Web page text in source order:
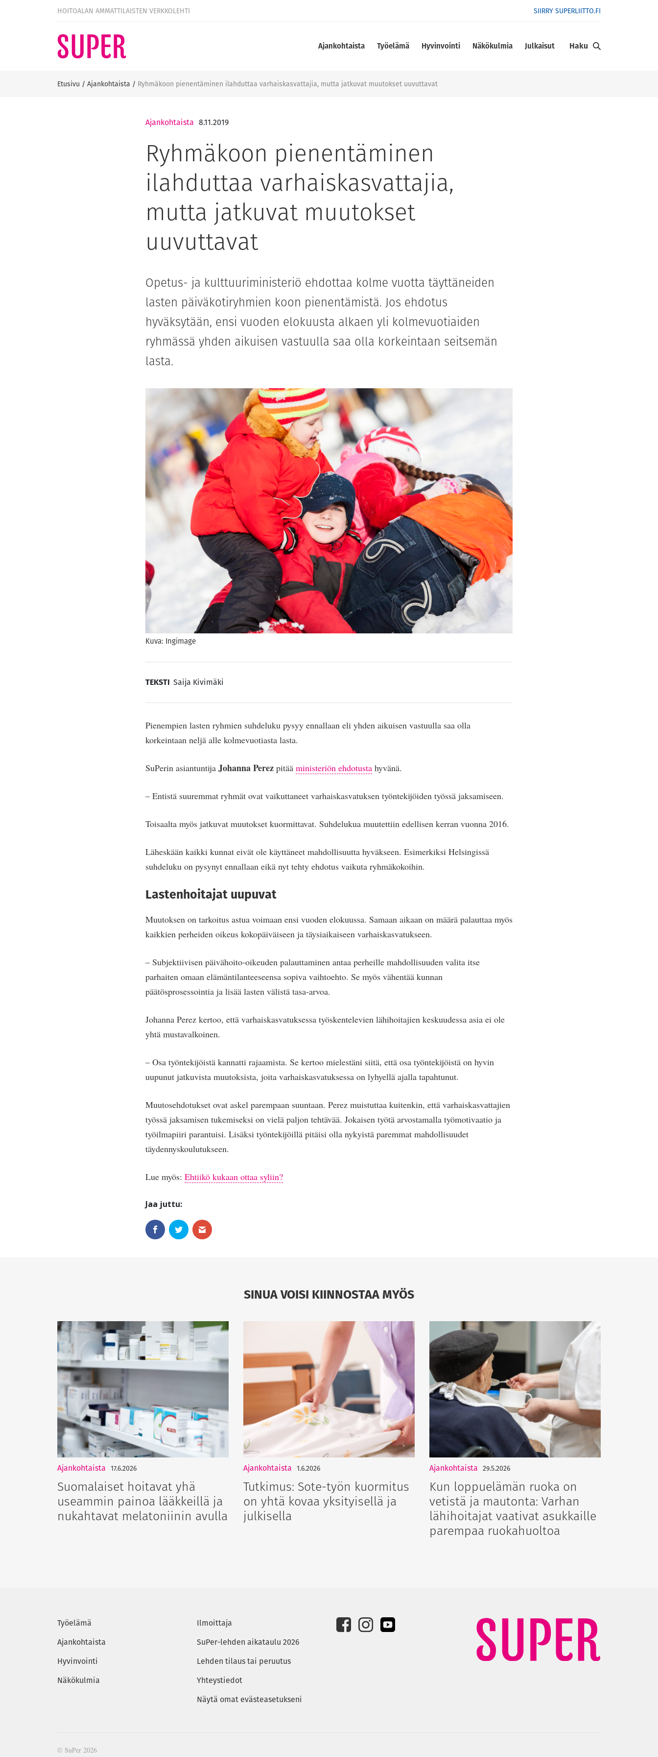
HOITOALAN AMMATTILAISTEN VERKKOLEHTI SIIRRY SUPERLIITTO.FI
Ajankohtaista Työelämä Hyvinvointi Näkökulmia Julkaisut Haku
Etusivu / Ajankohtaista / Ryhmäkoon pienentäminen ilahduttaa varhaiskasvattajia, mutta jatkuvat muutokset uuvuttavat
Ajankohtaista 8.11.2019
Ryhmäkoon pienentäminen
ilahduttaa varhaiskasvattajia,
mutta jatkuvat muutokset
uuvuttavat
Opetus- ja kulttuuriministeriö ehdottaa kolme vuotta täyttäneiden
lasten päiväkotiryhmien koon pienentämistä. Jos ehdotus
hyväksytään, ensi vuoden elokuusta alkaen yli kolmevuotiaiden
ryhmässä yhden aikuisen vastuulla saa olla korkeintaan seitsemän
lasta.
Kuva: Ingimage
TEKSTI Saija Kivimäki
Pienempien lasten ryhmien suhdeluku pysyy ennallaan eli yhden aikuisen vastuulla saa olla
korkeintaan neljä alle kolmevuotiasta lasta.
SuPerin asiantuntija Johanna Perez pitää ministeriön ehdotusta hyvänä.
– Entistä suuremmat ryhmät ovat vaikuttaneet varhaiskasvatuksen työntekijöiden työssä jaksamiseen.
Toisaalta myös jatkuvat muutokset kuormittavat. Suhdelukua muutettiin edellisen kerran vuonna 2016.
Läheskään kaikki kunnat eivät ole käyttäneet mahdollisuutta hyväkseen. Esimerkiksi Helsingissä
suhdeluku on pysynyt ennallaan eikä nyt tehty ehdotus vaikuta ryhmäkokoihin.
Lastenhoitajat uupuvat
Muutoksen on tarkoitus astua voimaan ensi vuoden elokuussa. Samaan aikaan on määrä palauttaa myös
kaikkien perheiden oikeus kokopäiväiseen ja täysiaikaiseen varhaiskasvatukseen.
– Subjektiivisen päivähoito-oikeuden palauttaminen antaa perheille mahdollisuuden valita itse
parhaiten omaan elämäntilanteeseensa sopiva vaihtoehto. Se myös vähentää kunnan
päätösprosessointia ja lisää lasten välistä tasa-arvoa.
Johanna Perez kertoo, että varhaiskasvatuksessa työskentelevien lähihoitajien keskuudessa asia ei ole
yhtä mustavalkoinen.
– Osa työntekijöistä kannatti rajaamista. Se kertoo mielestäni siitä, että osa työntekijöistä on hyvin
uupunut jatkuvista muutoksista, joita varhaiskasvatuksessa on lyhyellä ajalla tapahtunut.
Muutosehdotukset ovat askel parempaan suuntaan. Perez muistuttaa kuitenkin, että varhaiskasvattajien
työssä jaksamisen tukemiseksi on vielä paljon tehtävää. Jokaisen työtä arvostamalla työmotivaatio ja
työilmapiiri parantuisi. Lisäksi työntekijöillä pitäisi olla nykyistä paremmat mahdollisuudet
täydennyskoulutukseen.
Lue myös: Ehtiikö kukaan ottaa syliin?
SINUA VOISI KIINNOSTAA MYÖS
Ajankohtaista 17.6.2026
Suomalaiset hoitavat yhä
useammin painoa lääkkeillä ja
nukahtavat melatoniinin avulla
Ajankohtaista 1.6.2026
Tutkimus: Sote-työn kuormitus
on yhtä kovaa yksityisellä ja
julkisella
Ajankohtaista 29.5.2026
Kun loppuelämän ruoka on
vetistä ja mautonta: Varhan
lähihoitajat vaativat asukkaille
parempaa ruokahuoltoa
Työelämä
Ajankohtaista
Hyvinvointi
Näkökulmia
Ilmoittaja
SuPer-lehden aikataulu 2026
Lehden tilaus tai peruutus
Yhteystiedot
Näytä omat evästeasetukseni
© SuPer 2026